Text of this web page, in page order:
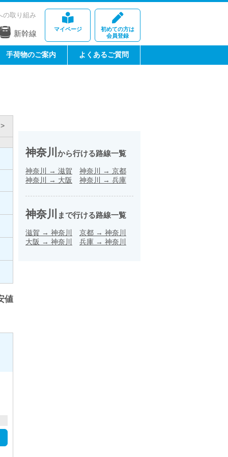
マイページ
初めての方は
会員登録
の取り組み
新幹線
手荷物のご案内 よくあるご質問
値
神奈川 から行ける路線一覧
神奈川 → 滋賀 神奈川 → 京都
神奈川
→ 大阪 神奈川 → 兵庫
神奈川 まで行ける路線一覧
滋賀 → 神奈川 京都 → 神奈川
大阪 → 神奈川 兵庫 → 神奈川